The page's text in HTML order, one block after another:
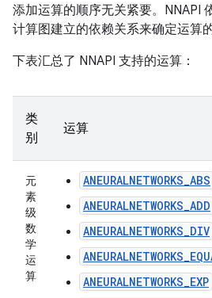
添加运算的顺序无关紧要。NNAPI
计算图建立的依赖关系来确定运算
下表汇总了 NNAPI 支持的运算：
类
别
运算
元
素
级
数
学
运
算
ANEURALNETWORKS_ABS
ANEURALNETWORKS_ADD
ANEURALNETWORKS_DIV
ANEURALNETWORKS_EXP